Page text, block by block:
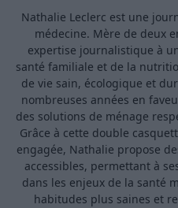
Nathalie Leclerc est une
médecine. Mère de deux
expertise journalistique à
santé familiale et de la
de vie sain, écologique et
nombreuses années en
des solutions de ménage
Grâce à cette double
engagée, Nathalie propose
accessibles, permettant à
dans les enjeux de la santé
habitudes plus saines et